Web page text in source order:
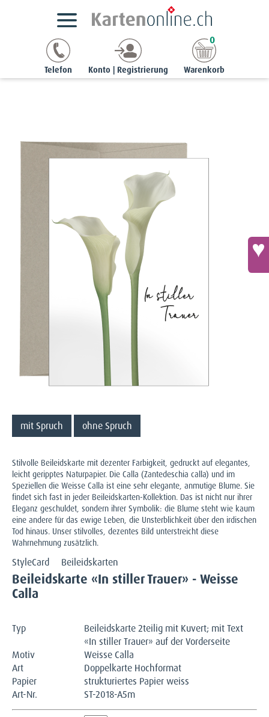
Telefon Konto | Registrierung Warenkorb
0
Beileidskarte «In stiller Trauer» - Weisse Calla
mit Spruch ohne Spruch
Stilvolle Beileidskarte mit dezenter Farbigkeit, gedruckt auf elegantes,
leicht geripptes Naturpapier. Die Calla (Zantedeschia calla) und im
Speziellen die Weisse Calla ist eine sehr elegante, anmutige Blume. Sie
findet sich fast in jeder Beileidskarten-Kollektion. Das ist nicht nur ihrer
Eleganz geschuldet, sondern ihrer Symbolik: die Blume steht wie kaum
eine andere für das ewige Leben, die Unsterblichkeit über den irdischen
Tod hinaus. Unser stilvolles, dezentes Bild unterstreicht diese
Wahrnehmung zusätzlich.
StyleCard Beileidskarten
Beileidskarte «In stiller Trauer» - Weisse
Calla
Typ
Beileidskarte 2teilig mit Kuvert; mit Text
«In stiller Trauer» auf der Vorderseite
Motiv
Weisse Calla
Art
Doppelkarte Hochformat
Papier
strukturiertes Papier weiss
Art-Nr.
ST-2018-A5m